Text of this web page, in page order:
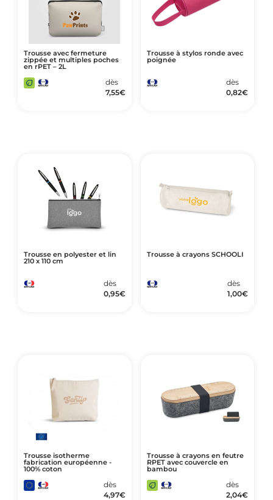
Trousse avec fermeture
zippée et multiples poches
en rPET – 2L
dès
7,55€
Trousse à stylos ronde avec
poignée
dès
0,82€
Trousse en polyester et lin
210 x 110 cm
dès
0,95€
Trousse à crayons SCHOOLI
dès
1,00€
Trousse isotherme
fabrication européenne -
100% coton
dès
4,97€
Trousse à crayons en feutre
RPET avec couvercle en
bambou
dès
2,04€